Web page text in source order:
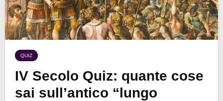
QUIZ
IV Secolo Quiz: quante cose
sai sull’antico “lungo